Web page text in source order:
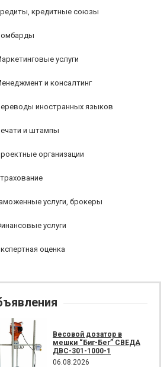
кредитные союзы
услуги
и консалтинг
иностранных языков
и штампы
организации
услуги, брокеры
услуги
оценка
Весовой дозатор в
мешки “Биг-Бег” СВЕДА
ДВС-301-1000-1
06.08.2026